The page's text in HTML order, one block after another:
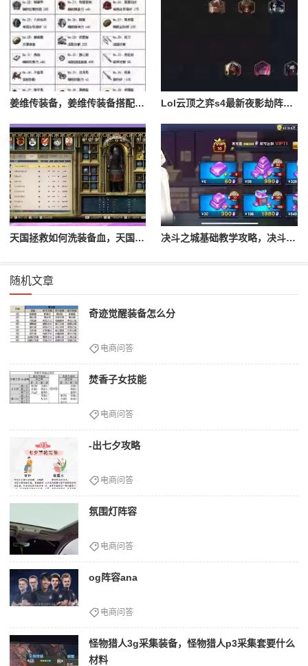
姜维传装备，姜维传装备搭配一览表最新 Lol云顶之弈s4最新夜影劫阵容搭配，云顶之奕夜影劫阵容
天国拯救如何洗装备血，天国拯救怎么洗衣服 决斗之城基础教学攻略，决斗之城教学攻略2111
随机文章
奇迹觉醒装备怎么分
电商问答
焚香子女技能
电商问答
-出七夕攻略
电商问答
氛围灯阵容
电商问答
og阵容ana
电商问答
怪物猎人3g采集装备，怪物猎人p3采集套要什么
材料